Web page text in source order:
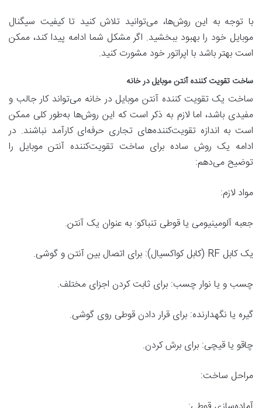
با توجه به این روش‌ها، می‌توانید تلاش کنید تا کیفیت سیگنال
موبایل خود را بهبود ببخشید. اگر مشکل شما ادامه پیدا کند، ممکن
است بهتر باشد با اپراتور خود مشورت کنید.
ساخت تقویت کننده آنتن موبایل در خانه
ساخت یک تقویت کننده آنتن موبایل در خانه می‌تواند کار جالب و
مفیدی باشد، اما لازم به ذکر است که این روش‌ها به‌طور کلی ممکن
است به اندازه تقویت‌کننده‌های تجاری حرفه‌ای کارآمد نباشند. در
ادامه یک روش ساده برای ساخت تقویت‌کننده آنتن موبایل را
توضیح می‌دهم:
مواد لازم:
جعبه آلومینیومی یا قوطی تنباکو: به عنوان یک آنتن.
یک کابل RF (کابل کواکسیال): برای اتصال بین آنتن و گوشی.
چسب و یا نوار چسب: برای ثابت کردن اجزای مختلف.
گیره یا نگهدارنده: برای قرار دادن قوطی روی گوشی.
چاقو یا قیچی: برای برش کردن.
مراحل ساخت: